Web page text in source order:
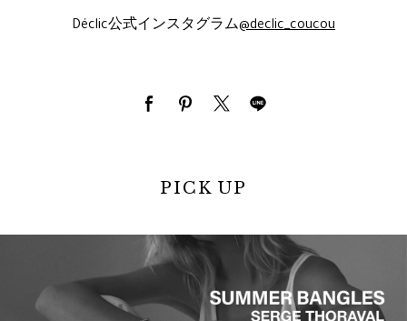
Déclic公式インスタグラム@declic_coucou
PICK UP